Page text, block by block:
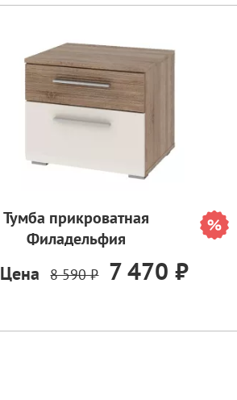
Тумба прикроватная
Филадельфия
Цена 8 590 ₽ 7 470 ₽